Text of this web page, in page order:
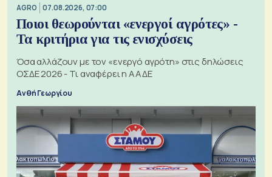
AGRO 07.08.2026, 07:00
Ποιοι θεωρούνται «ενεργοί αγρότες» -
Τα κριτήρια για τις ενισχύσεις
Όσα αλλάζουν με τον «ενεργό αγρότη» στις δηλώσεις
ΟΣΔΕ 2026 - Τι αναφέρει η ΑΑΔΕ
Ανθή Γεωργίου